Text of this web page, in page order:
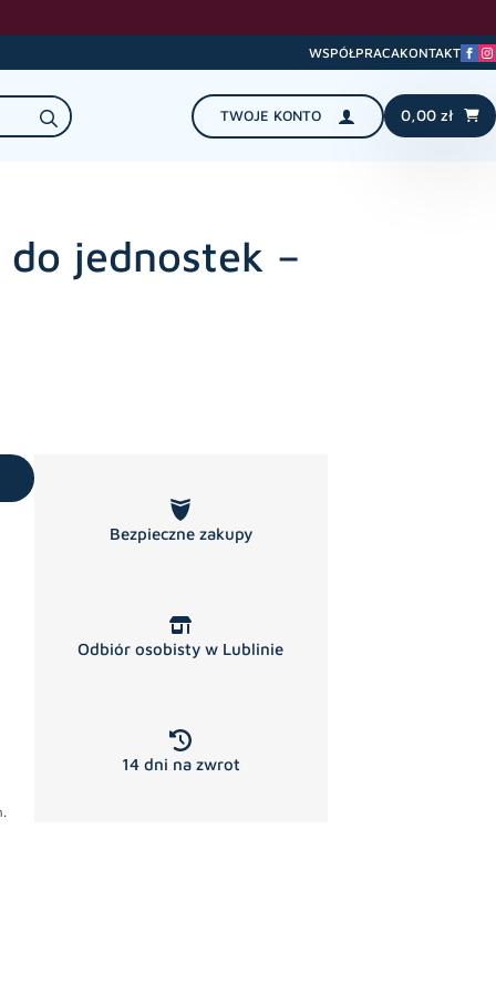
WSPÓŁPRACAKONTAKT
Search
for:
TWOJE KONTO 0,00 zł
jednostek –
Bezpieczne zakupy
Odbiór osobisty w Lublinie
14 dni na zwrot